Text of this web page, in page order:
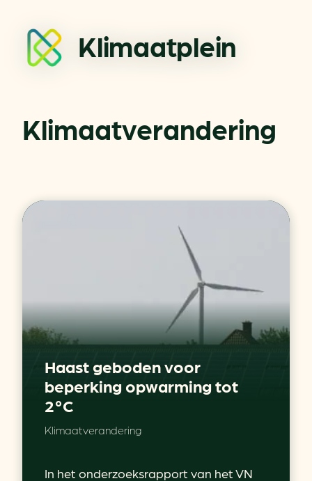
Klimaatplein
Klimaatverandering
Haast geboden voor
beperking opwarming tot
2°C
Klimaatverandering
In het onderzoeksrapport van het VN